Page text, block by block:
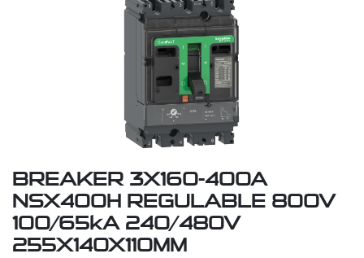
BREAKER 3X160-400A
NSX400H REGULABLE 800V
100/65kA 240/480V
255X140X110MM